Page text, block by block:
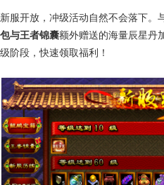
新服开放，冲级活动自然不会落下。
包与王者锦囊额外赠送的海量辰星丹
级阶段，快速领取福利！